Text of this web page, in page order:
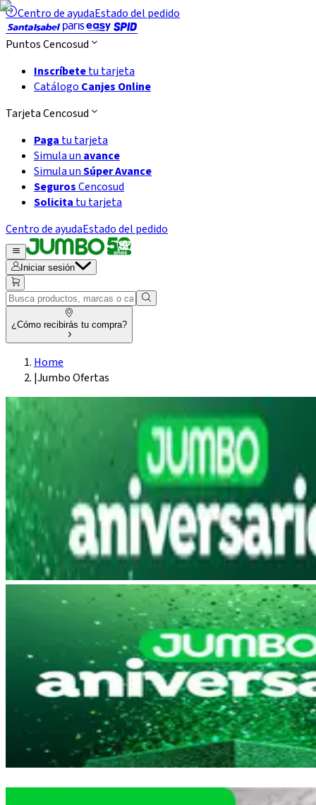
Centro de ayudaEstado del pedido
Puntos Cencosud
Inscríbetetu tarjeta
Catálogo Canjes Online
Tarjeta Cencosud
Paga tu tarjeta
Simula un avance
Simula unSúper Avance
SegurosCencosud
Solicita tu tarjeta
Centro de ayudaEstado del pedido
Iniciar sesión
¿Cómo recibirás tu compra?
Home
|Jumbo Ofertas